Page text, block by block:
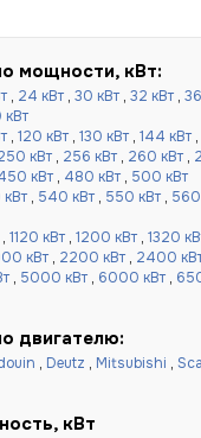
мощности, кВт:
, 24 кВт , 30 кВт , 32 кВт ,
кВт
, 120 кВт , 130 кВт , 144 кВт ,
кВт , 256 кВт , 260 кВт ,
кВт , 480 кВт , 500 кВт
, 540 кВт , 550 кВт , 560
, 1120 кВт , 1200 кВт , 1320
кВт , 2200 кВт , 2400
, 5000 кВт , 6000 кВт ,
двигателю:
, Deutz , Mitsubishi ,
кВт